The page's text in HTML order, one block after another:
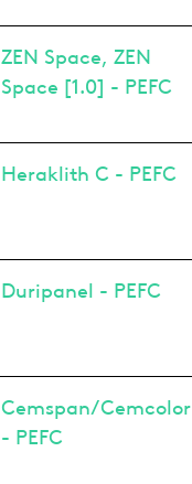
ZEN Space, ZEN
Space [1.0] - PEFC
Heraklith C - PEFC
Duripanel - PEFC
Cemspan/Cemcolor
- PEFC